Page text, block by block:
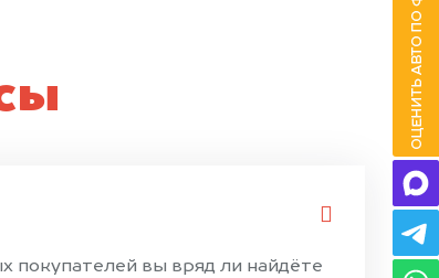
покупателей вы вряд ли найдёте